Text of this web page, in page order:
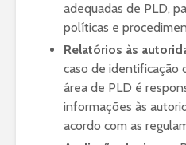
adequadas de PLD,
políticas e
Relatórios às
caso de identificação
área de PLD é
informações às
acordo com as